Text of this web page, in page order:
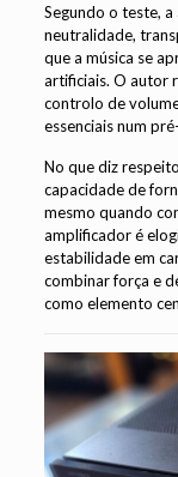
Segundo o teste,
neutralidade,
que a música se
artificiais. O autor
controlo de
essenciais num
No que diz
capacidade de
mesmo quando
amplificador é
estabilidade em
combinar força e
como elemento